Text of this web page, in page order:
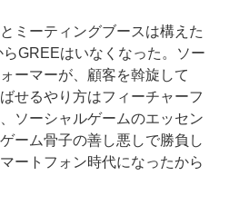
ミーティングブースは構えた
GREEはいなくなった。ソー
ーマーが、顧客を斡旋して
せるやり方はフィーチャーフ
ソーシャルゲームのエッセン
ーム骨子の善し悪しで勝負し
ートフォン時代になったから